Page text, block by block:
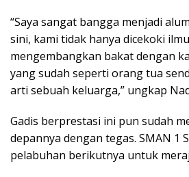
“Saya sangat bangga menjadi
sini, kami tidak hanya dicekoki
mengembangkan bakat dengan
yang sudah seperti orang tua
arti sebuah keluarga,” ungkap
Gadis berprestasi ini pun sudah
depannya dengan tegas. SMAN 1
pelabuhan berikutnya untuk